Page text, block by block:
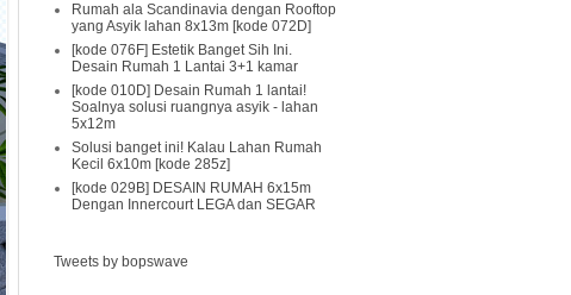
Rumah ala Scandinavia dengan Rooftop
yang Asyik lahan 8x13m [kode 072D]
[kode 076F] Estetik Banget Sih Ini.
Desain Rumah 1 Lantai 3+1 kamar
[kode 010D] Desain Rumah 1 lantai!
Soalnya solusi ruangnya asyik - lahan
5x12m
Solusi banget ini! Kalau Lahan Rumah
Kecil 6x10m [kode 285z]
[kode 029B] DESAIN RUMAH 6x15m
Dengan Innercourt LEGA dan SEGAR
Tweets by bopswave